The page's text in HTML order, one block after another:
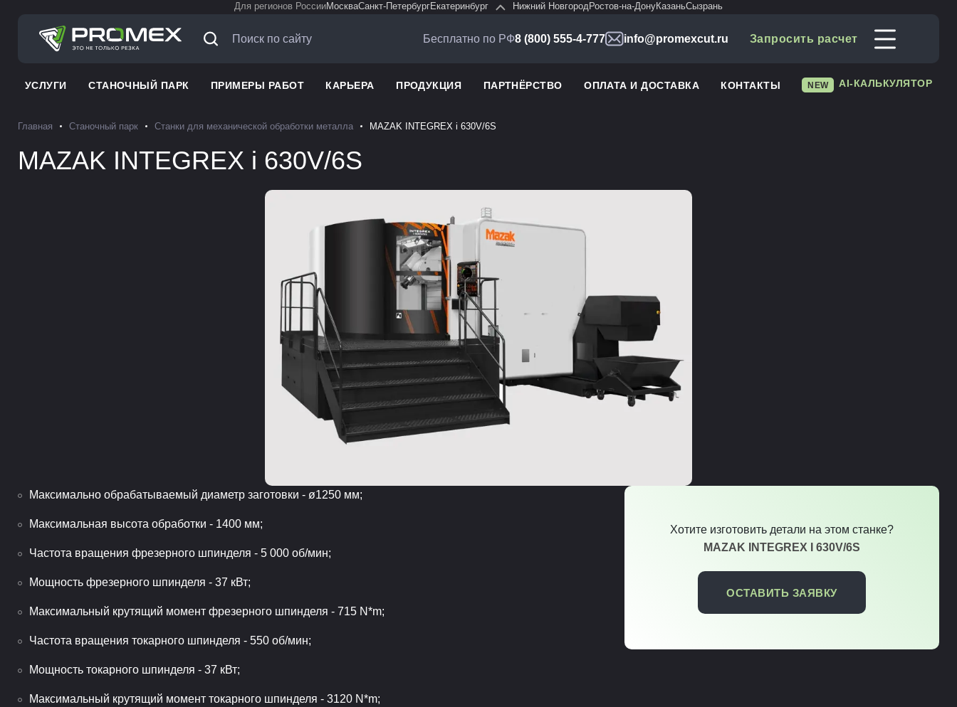
Для регионов РоссииМоскваСанкт-ПетербургЕкатеринбург Нижний НовгородРостов-на-ДонуКазаньСызрань
Бесплатно по РФ8 (800) 555-4-777 info@promexcut.ru Запросить расчет
УСЛУГИ СТАНОЧНЫЙ ПАРК ПРИМЕРЫ РАБОТ КАРЬЕРА ПРОДУКЦИЯ ПАРТНЁРСТВО ОПЛАТА И ДОСТАВКА КОНТАКТЫ NEW AI-КАЛЬКУЛЯТОР
Главная Станочный парк Станки для механической обработки металла MAZAK INTEGREX i 630V/6S
MAZAK INTEGREX i 630V/6S
Максимально обрабатываемый диаметр заготовки - ø1250 мм;
Максимальная высота обработки - 1400 мм;
Частота вращения фрезерного шпинделя - 5 000 об/мин;
Мощность фрезерного шпинделя - 37 кВт;
Максимальный крутящий момент фрезерного шпинделя - 715 N*m;
Частота вращения токарного шпинделя - 550 об/мин;
Мощность токарного шпинделя - 37 кВт;
Максимальный крутящий момент токарного шпинделя - 3120 N*m;
Хотите изготовить детали на этом станке?
MAZAK INTEGREX I 630V/6S
ОСТАВИТЬ ЗАЯВКУ